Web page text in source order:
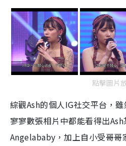
點擊圖片
綜觀Ash的個人IG社交平台，
寥寥數張相片中都能看得出
Angelababy，加上自小受哥哥